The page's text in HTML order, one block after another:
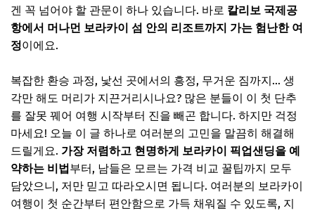
겐 꼭 넘어야 할 관문이 하나 있습니다. 바로 칼리보 국제공
항에서 머나먼 보라카이 섬 안의 리조트까지 가는 험난한 여
정이에요.
복잡한 환승 과정, 낯선 곳에서의 흥정, 무거운 짐까지... 생
각만 해도 머리가 지끈거리시나요? 많은 분들이 이 첫 단추
를 잘못 꿰어 여행 시작부터 진을 빼곤 합니다. 하지만 걱정
마세요! 오늘 이 글 하나로 여러분의 고민을 말끔히 해결해
드릴게요. 가장 저렴하고 현명하게 보라카이 픽업샌딩을 예
약하는 비법부터, 남들은 모르는 가격 비교 꿀팁까지 모두
담았으니, 저만 믿고 따라오시면 됩니다. 여러분의 보라카이
여행이 첫 순간부터 편안함으로 가득 채워질 수 있도록, 지